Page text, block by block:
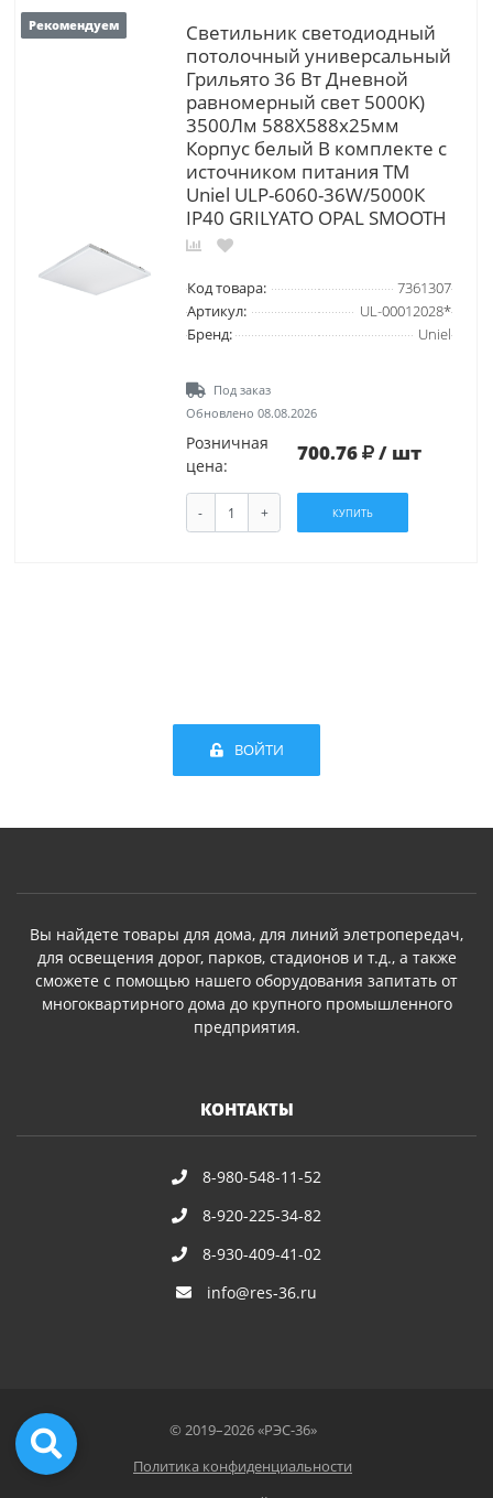
Рекомендуем
Светильник светодиодный
потолочный универсальный
Грильято 36 Вт Дневной
равномерный свет 5000K)
3500Лм 588X588x25мм
Корпус белый В комплекте с
источником питания ТМ
Uniel ULP-6060-36W/5000К
IP40 GRILYATO OPAL SMOOTH
Код товара:
7361307
Артикул:
UL-00012028*
Бренд:
Uniel
Под заказ
Обновлено 08.08.2026
Розничная
цена:
700.76 / шт
- + КУПИТЬ
ВОЙТИ
Вы найдете товары для дома, для линий элетропередач,
для освещения дорог, парков, стадионов и т.д., а также
сможете с помощью нашего оборудования запитать от
многоквартирного дома до крупного промышленного
предприятия.
КОНТАКТЫ
8-980-548-11-52
8-920-225-34-82
8-930-409-41-02
info@res-36.ru
© 2019–2026 «РЭС-36»
Политика конфиденциальности